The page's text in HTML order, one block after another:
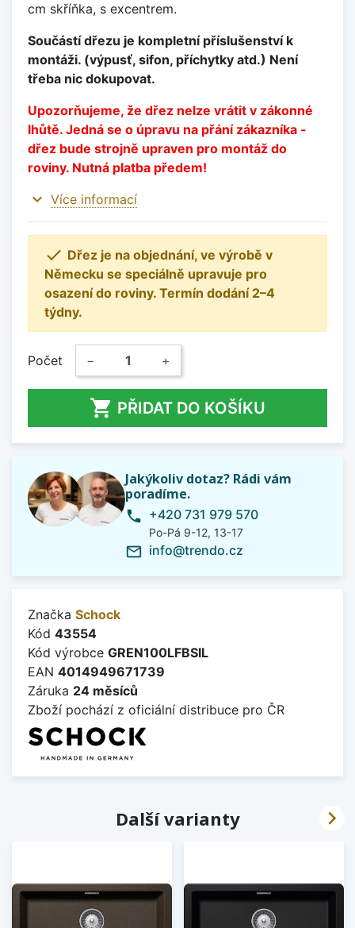
cm skříňka, s excentrem.
Součástí dřezu je kompletní příslušenství k
montáži. (výpusť, sifon, příchytky atd.) Není
třeba nic dokupovat.
Upozorňujeme, že dřez nelze vrátit v zákonné
lhůtě. Jedná se o úpravu na přání zákazníka -
dřez bude strojně upraven pro montáž do
roviny. Nutná platba předem!
expand_more Více informací
 Dřez je na objednání, ve výrobě v
Německu se speciálně upravuje pro
osazení do roviny. Termín dodání 2–4
týdny.
Počet − +
 PŘIDAT DO KOŠÍKU
Jakýkoliv dotaz? Rádi vám
poradíme.
phone +420 731 979 570
Po-Pá 9-12, 13-17
mail_outline info@trendo.cz
Značka Schock
Kód 43554
Kód výrobce GREN100LFBSIL
EAN 4014949671739
Záruka 24 měsíců
Zboží pochází z oficiální distribuce pro ČR
Další varianty 